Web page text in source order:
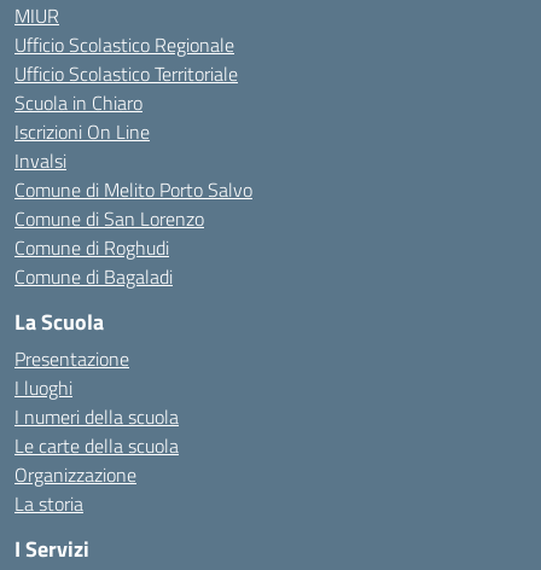
MIUR
Ufficio Scolastico Regionale
Ufficio Scolastico Territoriale
Scuola in Chiaro
Iscrizioni On Line
Invalsi
Comune di Melito Porto Salvo
Comune di San Lorenzo
Comune di Roghudi
Comune di Bagaladi
La Scuola
Presentazione
I luoghi
I numeri della scuola
Le carte della scuola
Organizzazione
La storia
I Servizi